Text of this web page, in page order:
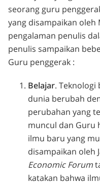
seorang guru
yang disampaikan oleh
pengalaman penulis
penulis sampaikan
Guru penggerak :
Belajar. Teknologi
dunia berubah
perubahan yang
muncul dan Guru
ilmu baru yang
disampaikan oleh
Economic Forum
katakan bahwa